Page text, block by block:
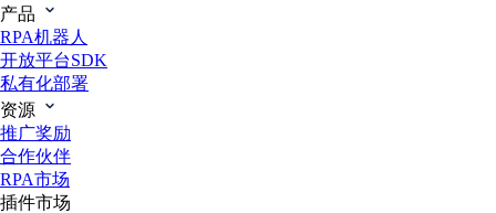
产品
RPA机器人
开放平台SDK
私有化部署
资源
推广奖励
合作伙伴
RPA市场
插件市场